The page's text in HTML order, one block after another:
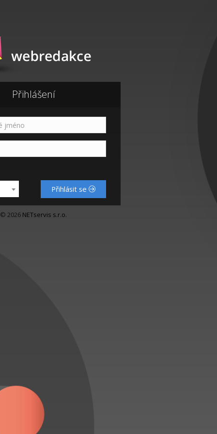
Přihlášení
Přihlásit se
© 2026 NETservis s.r.o.